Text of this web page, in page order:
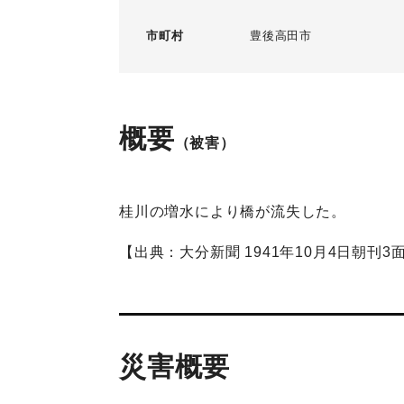
市町村 豊後高田市
概要 （被害）
桂川の増水により橋が流失した。
【出典：大分新聞 1941年10月4日朝刊3
災害概要